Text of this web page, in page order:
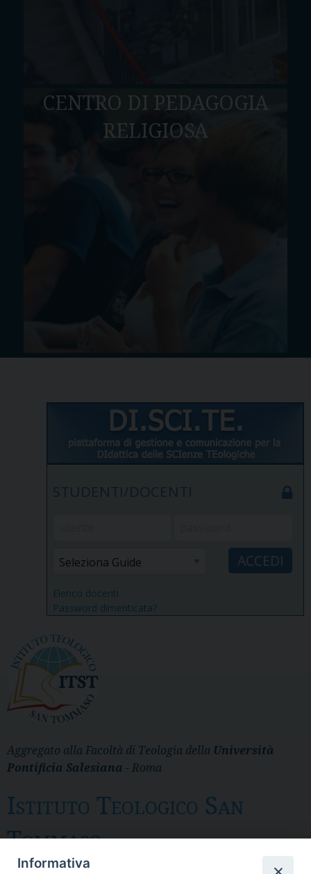
CENTRO DI PEDAGOGIA
RELIGIOSA
Aggregato alla Facoltà di Teologia della Università
Pontificia Salesiana - Roma
Istituto Teologico San
Tommaso
STUDENTI/DOCENTI
Elenco docenti
Password dimenticata?
Informativa